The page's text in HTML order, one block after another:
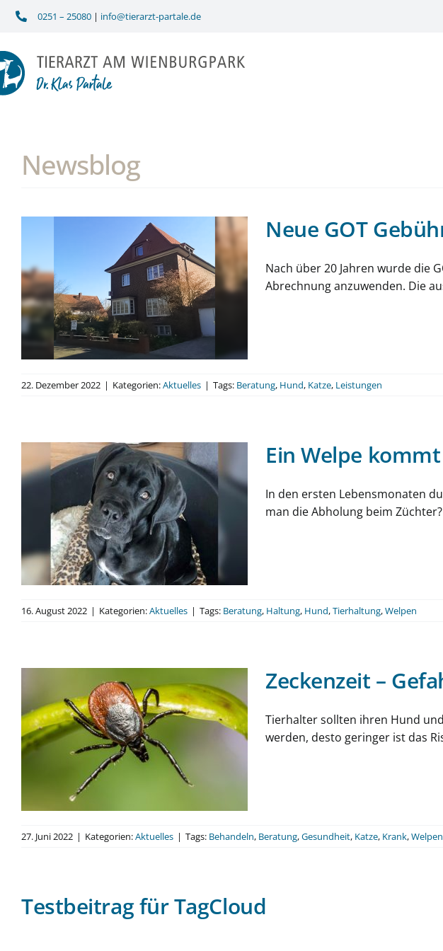
Zum
Inhalt
0251 – 25080| info@tierarzt-partale.de
Newsblog
Neue GOT
Nach über 20 Jahren wurde die
Abrechnung anzuwenden. Die
22. Dezember 2022 | Kategorien:Aktuelles | Tags: Beratung, Hund, Katze, Leistungen
Ein Welpe
In den ersten Lebensmonaten
man die Abholung beim
16. August 2022 | Kategorien:Aktuelles | Tags: Beratung, Haltung, Hund,Tierhaltung,Welpen
Zeckenzeit –
Tierhalter sollten ihren Hund
werden, desto geringer ist das
27. Juni 2022 | Kategorien:Aktuelles | Tags: Behandeln, Beratung,Gesundheit, Katze, Krank,Welpen
Testbeitrag für TagCloud